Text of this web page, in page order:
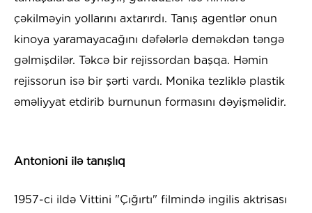
çəkilməyin yollarını axtarırdı. Tanış agentlər onun
kinoya yaramayacağını dəfələrlə deməkdən təngə
gəlmişdilər. Təkcə bir rejissordan başqa. Həmin
rejissorun isə bir şərti vardı. Monika tezliklə plastik
əməliyyat etdirib burnunun formasını dəyişməlidir.
Antonioni ilə tanışlıq
1957-ci ildə Vittini "Çığırtı" filmində ingilis aktrisası